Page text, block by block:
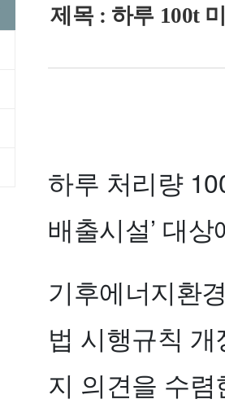
제목 : 하루 100t
하루 처리량
배출시설’ 대
기후에너지환
법 시행규칙
지 의견을 수